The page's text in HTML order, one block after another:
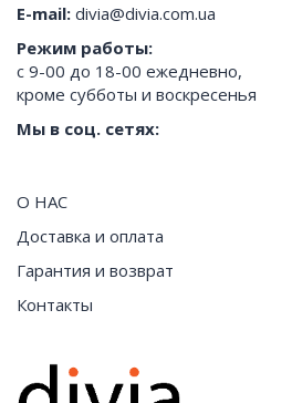
О НАС
Доставка и оплата
Гарантия и возврат
Контакты
E-mail: divia@divia.com.ua
Режим работы:
с 9-00 до 18-00 ежедневно,
кроме субботы и воскресенья
Мы в соц. сетях: